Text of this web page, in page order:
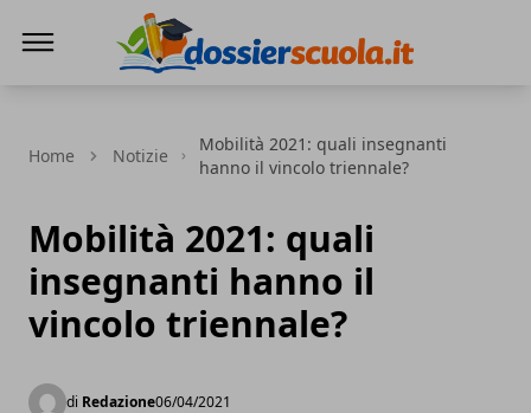
Home Notizie
Mobilità 2021: quali insegnanti
hanno il vincolo triennale?
Mobilità 2021: quali
insegnanti hanno il
vincolo triennale?
di Redazione06/04/2021